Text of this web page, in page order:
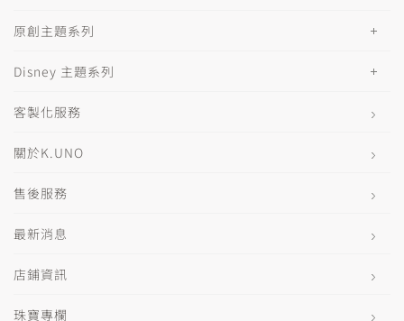
原創主題系列
Disney 主題系列
客製化服務
關於K.UNO
售後服務
最新消息
店鋪資訊
珠寶專欄